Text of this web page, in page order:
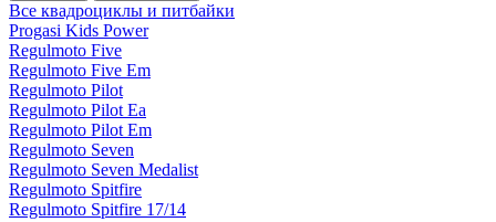
Все квадроциклы и питбайки
Progasi Kids Power
Regulmoto Five
Regulmoto Five Em
Regulmoto Pilot
Regulmoto Pilot Ea
Regulmoto Pilot Em
Regulmoto Seven
Regulmoto Seven Medalist
Regulmoto Spitfire
Regulmoto Spitfire 17/14